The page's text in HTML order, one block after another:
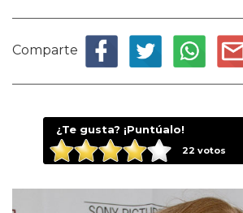
Comparte
¿Te gusta? ¡Puntúalo!
22 votos